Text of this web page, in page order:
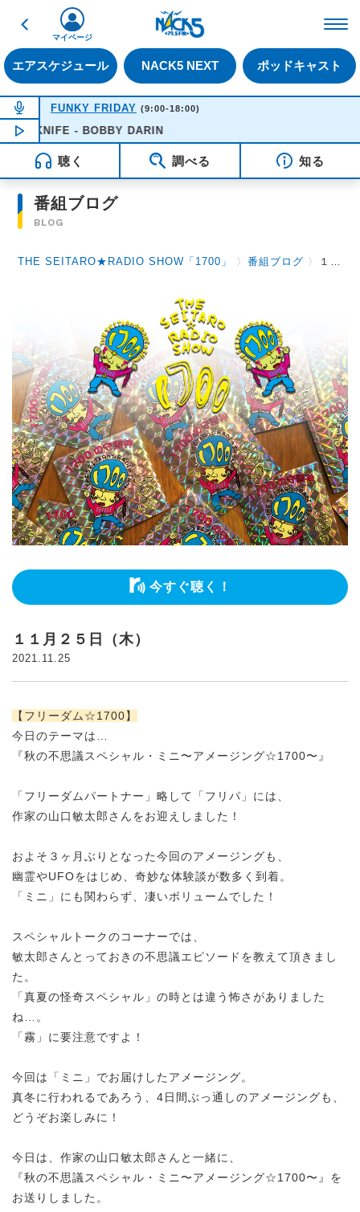
戻る
エアスケジュール NACK5 NEXT ポッドキャスト
マイページ
NOW ON AIR
FUNKY FRIDAY (9:00-18:00)
NOW PLAYING16:51
- BOBBY DARIN
聴く 調べる 知る
番組ブログ
BLOG
THE SEITARO★RADIO SHOW「1700」 〉番組ブログ 〉 １１月２５日（木）
今すぐ聴く！
１１月２５日（木）
2021.11.25
【フリーダム☆1700】
今日のテーマは…
『秋の不思議スペシャル・ミニ〜アメージング☆1700〜』
「フリーダムパートナー」略して「フリパ」には、
作家の山口敏太郎さんをお迎えしました！
およそ３ヶ月ぶりとなった今回のアメージングも、
幽霊やUFOをはじめ、 奇妙な体験談が数多く到着。
「ミニ」にも関わらず、凄いボリュームでした！
スペシャルトークのコーナーでは、
敏太郎さんとっておきの不思議エピソードを教えて頂きまし
た。
「真夏の怪奇スペシャル」の時とは違う怖さがありました
ね…。
「霧」に要注意ですよ！
今回は「ミニ」でお届けしたアメージング。
真冬に行われるであろう、4日間ぶっ通しのアメージングも、
どうぞお楽しみに！
今日は、 作家の山口敏太郎さんと一緒に、
『秋の不思議スペシャル・ミニ〜アメージング☆1700〜』を
お送りしました。